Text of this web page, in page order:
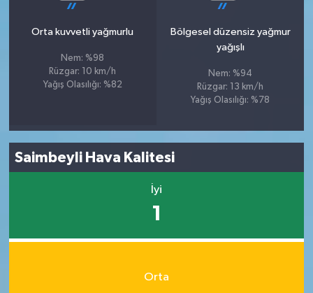
Orta kuvvetli yağmurlu
Nem: %98
Rüzgar: 10 km/h
Yağış Olasılığı: %82
Bölgesel düzensiz yağmur
yağışlı
Nem: %94
Rüzgar: 13 km/h
Yağış Olasılığı: %78
Saimbeyli Hava Kalitesi
İyi
1
Orta